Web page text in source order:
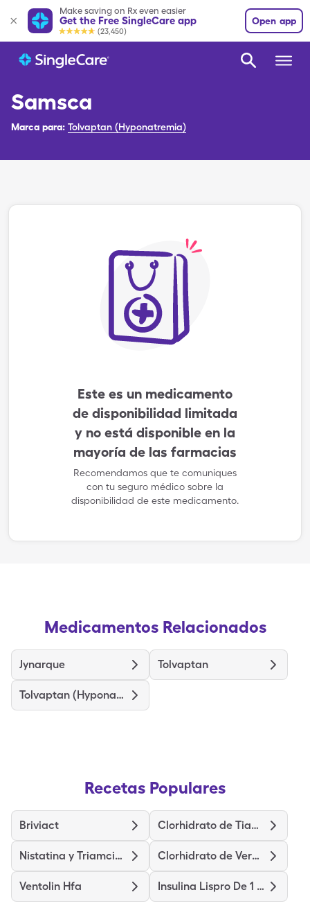
Make saving on Rx even easier
Get the Free SingleCare app
(23,450)
Open app
Samsca
Marca para: Tolvaptan (Hyponatremia)
Este es un medicamento
de disponibilidad limitada
y no está disponible en la
mayoría de las farmacias
Recomendamos que te comuniques
con tu seguro médico sobre la
disponibilidad de este medicamento.
Medicamentos Relacionados
Jynarque Tolvaptan
Tolvaptan (Hyponatremia)
Recetas Populares
Briviact Clorhidrato de Tiamina
Nistatina y Triamcinolona Clorhidrato de Verapamilo de Liberación Prolongada
Ventolin Hfa Insulina Lispro De 1 Unidad Con Marcador